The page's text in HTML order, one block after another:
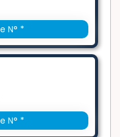
N° *
N° *